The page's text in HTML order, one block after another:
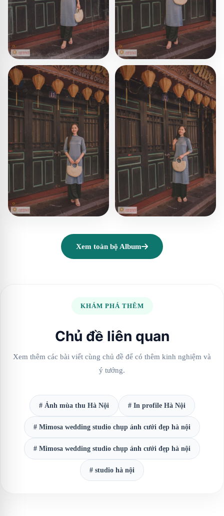
Xem toàn bộ Album
KHÁM PHÁ THÊM
Chủ đề liên quan
Xem thêm các bài viết cùng chủ đề để có thêm kinh nghiệm và
ý tưởng.
# Ảnh mùa thu Hà Nội # In profile Hà Nội
# Mimosa wedding studio chụp ảnh cưới đẹp hà nội
# Mimosa wedding studio chụp ảnh cưới đẹp hà nội
# studio hà nội